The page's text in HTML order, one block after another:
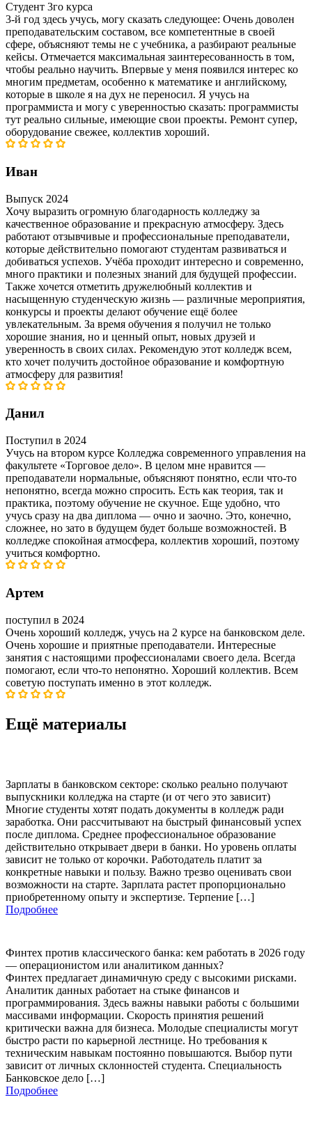
Студент 3го курса
3-й год здесь учусь, могу сказать следующее: Очень доволен
преподавательским составом, все компетентные в своей
сфере, объясняют темы не с учебника, а разбирают реальные
кейсы. Отмечается максимальная заинтересованность в том,
чтобы реально научить. Впервые у меня появился интерес ко
многим предметам, особенно к математике и английскому,
которые в школе я на дух не переносил. Я учусь на
программиста и могу с уверенностью сказать: программисты
тут реально сильные, имеющие свои проекты. Ремонт супер,
оборудование свежее, коллектив хороший.
Иван
Выпуск 2024
Хочу выразить огромную благодарность колледжу за
качественное образование и прекрасную атмосферу. Здесь
работают отзывчивые и профессиональные преподаватели,
которые действительно помогают студентам развиваться и
добиваться успехов. Учёба проходит интересно и современно,
много практики и полезных знаний для будущей профессии.
Также хочется отметить дружелюбный коллектив и
насыщенную студенческую жизнь — различные мероприятия,
конкурсы и проекты делают обучение ещё более
увлекательным. За время обучения я получил не только
хорошие знания, но и ценный опыт, новых друзей и
уверенность в своих силах. Рекомендую этот колледж всем,
кто хочет получить достойное образование и комфортную
атмосферу для развития!
Данил
Поступил в 2024
Учусь на втором курсе Колледжа современного управления на
факультете «Торговое дело». В целом мне нравится —
преподаватели нормальные, объясняют понятно, если что-то
непонятно, всегда можно спросить. Есть как теория, так и
практика, поэтому обучение не скучное. Еще удобно, что
учусь сразу на два диплома — очно и заочно. Это, конечно,
сложнее, но зато в будущем будет больше возможностей. В
колледже спокойная атмосфера, коллектив хороший, поэтому
учиться комфортно.
Артем
поступил в 2024
Очень хороший колледж, учусь на 2 курсе на банковском деле.
Очень хорошие и приятные преподаватели. Интересные
занятия с настоящими профессионалами своего дела. Всегда
помогают, если что-то непонятно. Хороший коллектив. Всем
советую поступать именно в этот колледж.
Ещё материалы
Зарплаты в банковском секторе: сколько реально получают
выпускники колледжа на старте (и от чего это зависит)
Многие студенты хотят подать документы в колледж ради
заработка. Они рассчитывают на быстрый финансовый успех
после диплома. Среднее профессиональное образование
действительно открывает двери в банки. Но уровень оплаты
зависит не только от корочки. Работодатель платит за
конкретные навыки и пользу. Важно трезво оценивать свои
возможности на старте. Зарплата растет пропорционально
приобретенному опыту и экспертизе. Терпение […]
Подробнее
Финтех против классического банка: кем работать в 2026 году
— операционистом или аналитиком данных?
Финтех предлагает динамичную среду с высокими рисками.
Аналитик данных работает на стыке финансов и
программирования. Здесь важны навыки работы с большими
массивами информации. Скорость принятия решений
критически важна для бизнеса. Молодые специалисты могут
быстро расти по карьерной лестнице. Но требования к
техническим навыкам постоянно повышаются. Выбор пути
зависит от личных склонностей студента. Специальность
Банковское дело […]
Подробнее